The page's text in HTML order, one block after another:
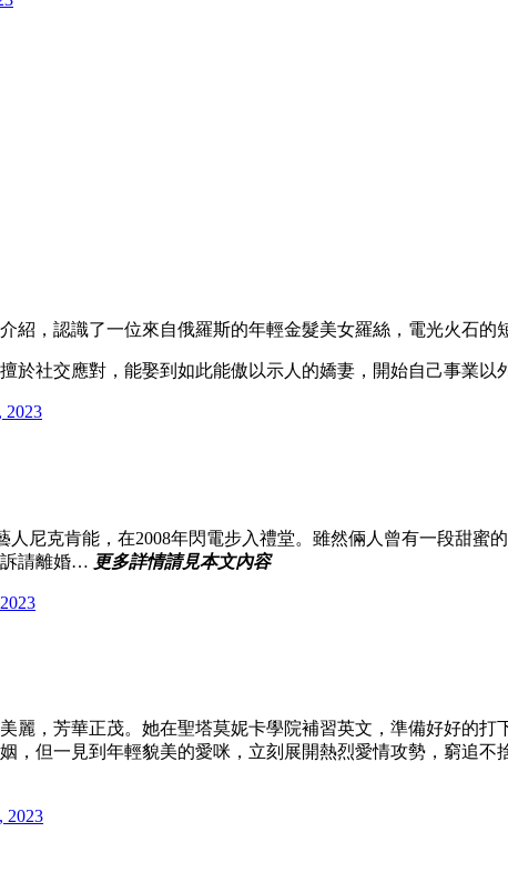
，認識了一位來自俄羅斯的年輕金髮美女羅絲，電光火石的
於社交應對，能娶到如此能傲以示人的嬌妻，開始自己事業
2023
尼克肯能，在2008年閃電步入禮堂。雖然倆人曾有一段甜蜜
訴請離婚… 更多詳情請見本文內容
麗，芳華正茂。她在聖塔莫妮卡學院補習英文，準備好好的
，但一見到年輕貌美的愛咪，立刻展開熱烈愛情攻勢，窮追
2023